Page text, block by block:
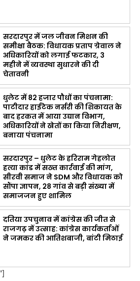
सरदारपुर में जल जीवन मिशन की
समीक्षा बैठक: विधायक प्रताप ग्रेवाल ने
अधिकारियों को लगाई फटकार, 3
महीने में व्यवस्था सुधारने की दी
चेतावनी
धुलेट में 82 हजार पौधों का पंचनामा:
पाटीदार हाईटेक नर्सरी की शिकायत के
बाद हरकत में आया उद्यान विभाग,
अधिकारियों ने खेतों का किया निरीक्षण,
बनाया पंचनामा
सरदारपुर – धुलेट के हरिराम गेहलोत
हत्या कांड में सख्त कार्रवाई की मांग,
सीरवी समाज ने SDM और विधायक को
सौंपा ज्ञापन, 28 गांव से बड़ी संख्या में
समाजजन हुए शामिल
दतिया उपचुनाव में कांग्रेस की जीत से
राजगढ़ में उत्साह: कांग्रेस कार्यकर्ताओं
ने जमकर की आतिशबाजी, बांटी मिठाई